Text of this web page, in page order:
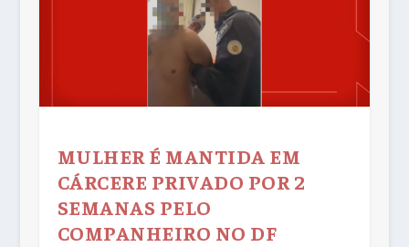
MULHER É MANTIDA EM
CÁRCERE PRIVADO POR 2
SEMANAS PELO
COMPANHEIRO NO DF